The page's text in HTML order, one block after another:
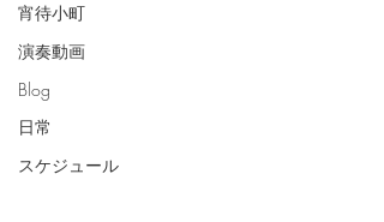
宵待小町
演奏動画
Blog
日常
スケジュール